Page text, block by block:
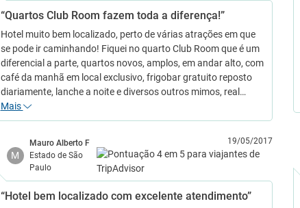
“Quartos Club Room fazem toda a diferença!”
Hotel muito bem localizado, perto de várias atrações em que
se pode ir caminhando! Fiquei no quarto Club Room que é um
diferencial a parte, quartos novos, amplos, em andar alto, com
café da manhã em local exclusivo, frigobar gratuito reposto
diariamente, lanche a noite e diversos outros mimos, real…
Mais
M
Mauro Alberto F
Estado de São
Paulo
19/05/2017
“Hotel bem localizado com excelente atendimento”